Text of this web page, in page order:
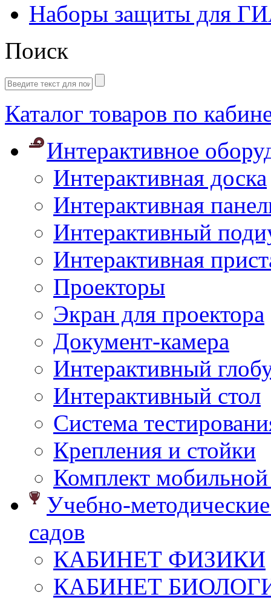
Наборы защиты для
Поиск
Каталог товаров по
Интерактивное
Интерактивная доска
Интерактивная
Интерактивный
Интерактивная
Проекторы
Экран для проектора
Документ-камера
Интерактивный
Интерактивный стол
Система
Крепления и стойки
Комплект
Учебно-
садов
КАБИНЕТ ФИЗИКИ
КАБИНЕТ